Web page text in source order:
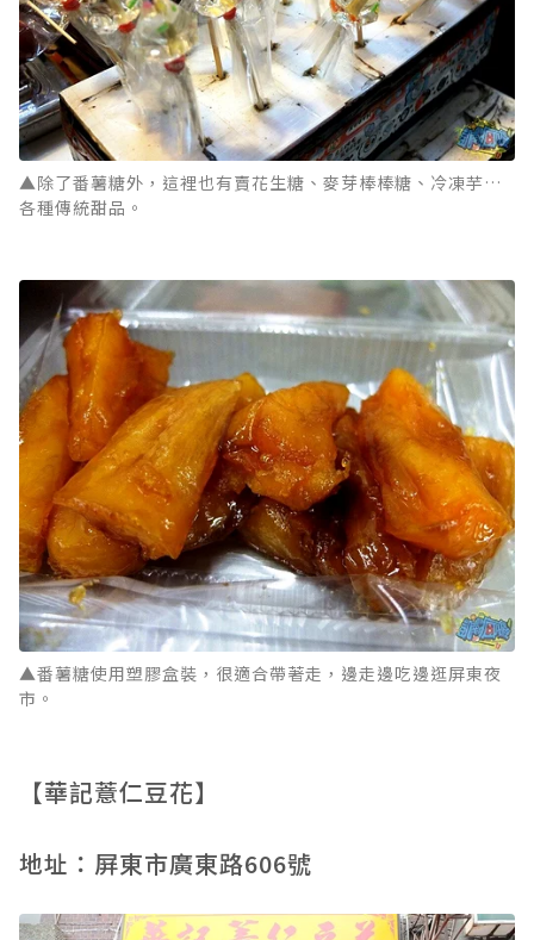
▲除了番薯糖外，這裡也有賣花生糖、麥芽棒棒糖、冷凍芋…
各種傳統甜品。
▲番薯糖使用塑膠盒裝，很適合帶著走，邊走邊吃邊逛屏東夜
市。
【華記薏仁豆花】
地址：屏東市廣東路606號